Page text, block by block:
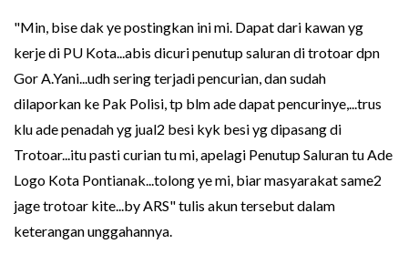
"Min, bise dak ye postingkan ini mi. Dapat dari kawan yg
kerje di PU Kota...abis dicuri penutup saluran di trotoar dpn
Gor A.Yani...udh sering terjadi pencurian, dan sudah
dilaporkan ke Pak Polisi, tp blm ade dapat pencurinye,...trus
klu ade penadah yg jual2 besi kyk besi yg dipasang di
Trotoar...itu pasti curian tu mi, apelagi Penutup Saluran tu Ade
Logo Kota Pontianak...tolong ye mi, biar masyarakat same2
jage trotoar kite...by ARS" tulis akun tersebut dalam
keterangan unggahannya.